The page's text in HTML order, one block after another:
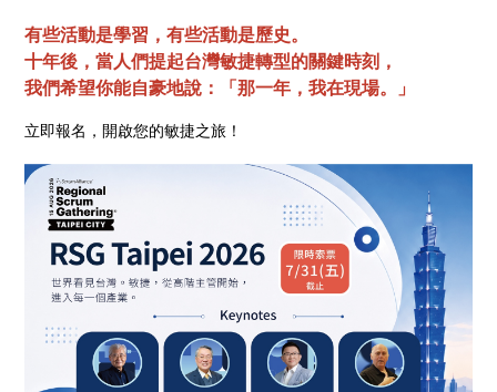
有些活動是學習，有些活動是歷史。
十年後，當人們提起台灣敏捷轉型的關鍵時刻，
我們希望你能自豪地說：「那一年，我在現場。」
立即報名，開啟您的敏捷之旅！